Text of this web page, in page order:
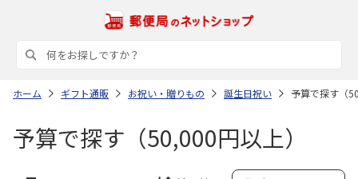
ホーム ギフト通販 お祝い・贈りもの 誕生日祝い 予算で探す（
予算で探す（50,000円以上）